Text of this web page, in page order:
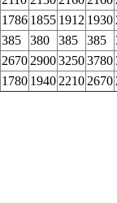
1786 1855 1912 1930
385 380 385 385
2670 290032503780
1780 1940 2210 2670